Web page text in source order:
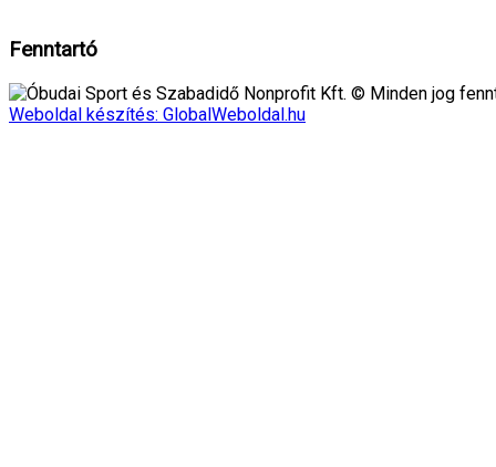
Fenntartó
Óbudai Sport és Szabadidő Nonprofit Kft. © Minden jog
Weboldal készítés: GlobalWeboldal.hu